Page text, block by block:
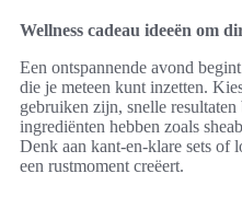
Wellness cadeau ideeën om
Een ontspannende avond
die je meteen kunt inzetten.
gebruiken zijn, snelle
ingrediënten hebben zoals
Denk aan kant-en-klare sets of
een rustmoment creëert.